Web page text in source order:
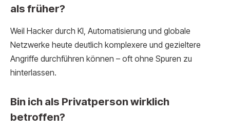
als früher?
Weil Hacker durch KI, Automatisierung und globale
Netzwerke heute deutlich komplexere und gezieltere
Angriffe durchführen können – oft ohne Spuren zu
hinterlassen.
Bin ich als Privatperson wirklich
betroffen?